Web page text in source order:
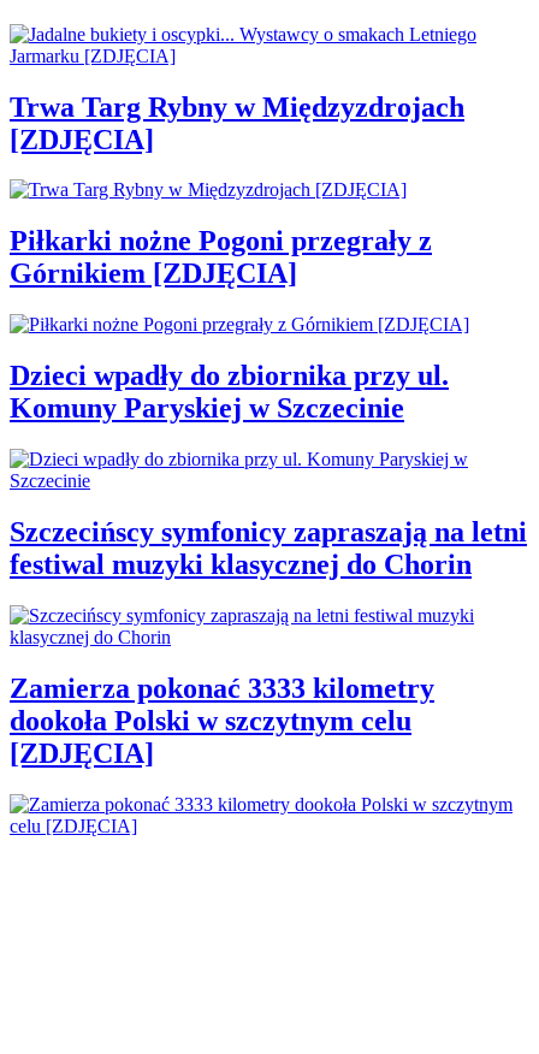
Trwa Targ Rybny w Międzyzdrojach
[ZDJĘCIA]
Piłkarki nożne Pogoni przegrały z
Górnikiem [ZDJĘCIA]
Dzieci wpadły do zbiornika przy ul.
Komuny Paryskiej w Szczecinie
Szczecińscy symfonicy zapraszają na letni
festiwal muzyki klasycznej do Chorin
Zamierza pokonać 3333 kilometry
dookoła Polski w szczytnym celu
[ZDJĘCIA]